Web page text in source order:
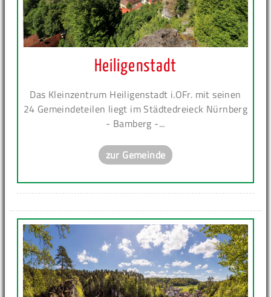
Heiligenstadt
Das Kleinzentrum Heiligenstadt i.OFr. mit seinen
24 Gemeindeteilen liegt im Städtedreieck Nürnberg
- Bamberg -...
zur Gemeinde